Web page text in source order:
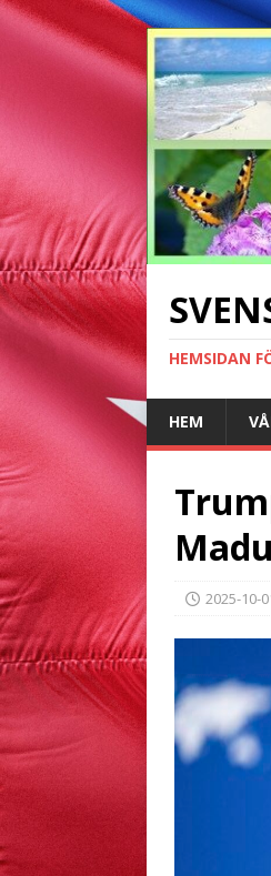
HEMSIDAN
HEM
2025-10-